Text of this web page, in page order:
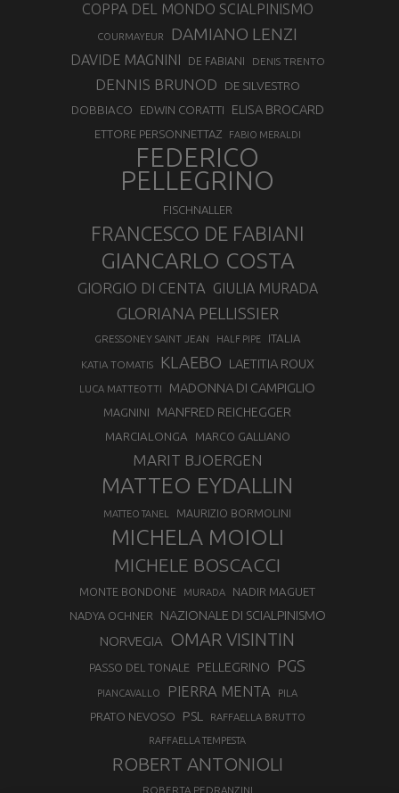
COPPA DEL MONDO SCIALPINISMO
COURMAYEUR DAMIANO LENZI
DAVIDE MAGNINI DE FABIANI DENIS TRENTO
DENNIS BRUNOD DE SILVESTRO
DOBBIACO EDWIN CORATTI ELISA BROCARD
ETTORE PERSONNETTAZ FABIO MERALDI
FEDERICO
PELLEGRINO
FISCHNALLER
FRANCESCO DE FABIANI
GIANCARLO COSTA
GIORGIO DI CENTA GIULIA MURADA
GLORIANA PELLISSIER
GRESSONEY SAINT JEAN HALF PIPE ITALIA
KATIA TOMATIS KLAEBO LAETITIA ROUX
LUCA MATTEOTTI MADONNA DI CAMPIGLIO
MAGNINI MANFRED REICHEGGER
MARCIALONGA MARCO GALLIANO
MARIT BJOERGEN
MATTEO EYDALLIN
MATTEO TANEL MAURIZIO BORMOLINI
MICHELA MOIOLI
MICHELE BOSCACCI
MONTE BONDONE MURADA NADIR MAGUET
NADYA OCHNER
NAZIONALE DI SCIALPINISMO
NORVEGIA
OMAR VISINTIN
PASSO DEL TONALE PELLEGRINO PGS
PIANCAVALLO PIERRA MENTA PILA
PRATO NEVOSO PSL RAFFAELLA BRUTTO
RAFFAELLA TEMPESTA
ROBERT ANTONIOLI
ROBERTA PEDRANZINI